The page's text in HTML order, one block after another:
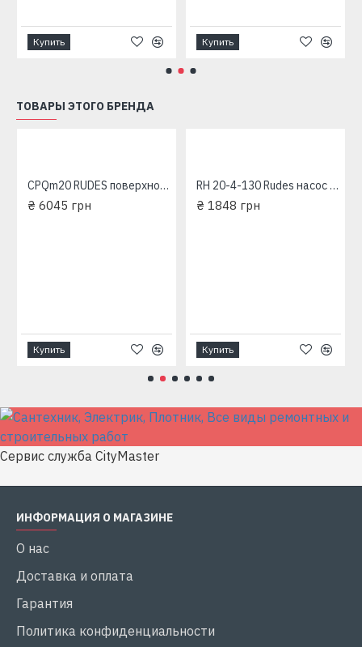
Купить Купить
ТОВАРЫ ЭТОГО БРЕНДА
CPQm20 RUDES поверхностный насос
₴ 6045 грн
Купить
RH 20-4-130 Rudes насос циркуляционный
₴ 1848 грн
Купить
Сервис служба CityMaster
ИНФОРМАЦИЯ О МАГАЗИНЕ
О нас
Доставка и оплата
Гарантия
Политика конфиденциальности